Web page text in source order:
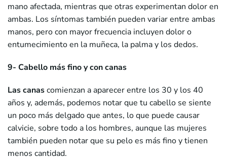
mano afectada, mientras que otras experimentan dolor en
ambas. Los síntomas también pueden variar entre ambas
manos, pero con mayor frecuencia incluyen dolor o
entumecimiento en la muñeca, la palma y los dedos.
9- Cabello más fino y con canas
Las canascomienzan a aparecer entre los 30 y los 40
años y, además, podemos notar que tu cabello se siente
un poco más delgado que antes, lo que puede causar
calvicie, sobre todo a los hombres, aunque las mujeres
también pueden notar que su pelo es más fino y tienen
menos cantidad.